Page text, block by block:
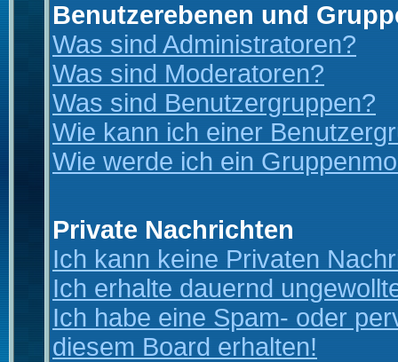
Benutzerebenen und
Was sind Administratoren?
Was sind Moderatoren?
Was sind Benutzergruppen?
Wie kann ich einer
Wie werde ich ein
Private Nachrichten
Ich kann keine Privaten
Ich erhalte dauernd
Ich habe eine Spam- oder
diesem Board erhalten!